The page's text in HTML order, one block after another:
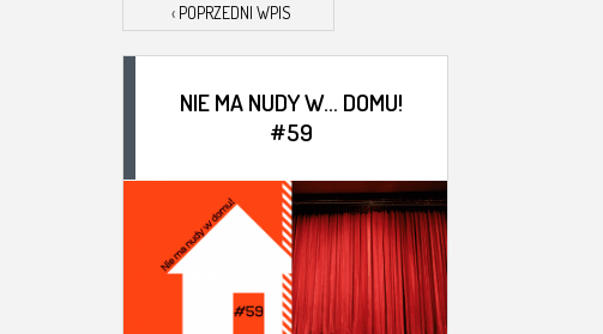
‹ POPRZEDNI WPIS
NIE MA NUDY W… DOMU!
#59